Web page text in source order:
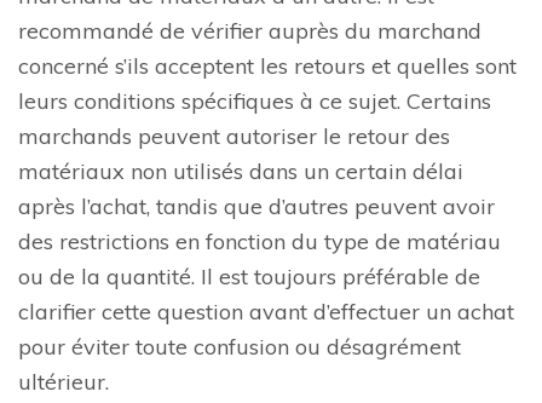
recommandé de vérifier auprès du marchand
concerné s’ils acceptent les retours et quelles sont
leurs conditions spécifiques à ce sujet. Certains
marchands peuvent autoriser le retour des
matériaux non utilisés dans un certain délai
après l’achat, tandis que d’autres peuvent avoir
des restrictions en fonction du type de matériau
ou de la quantité. Il est toujours préférable de
clarifier cette question avant d’effectuer un achat
pour éviter toute confusion ou désagrément
ultérieur.